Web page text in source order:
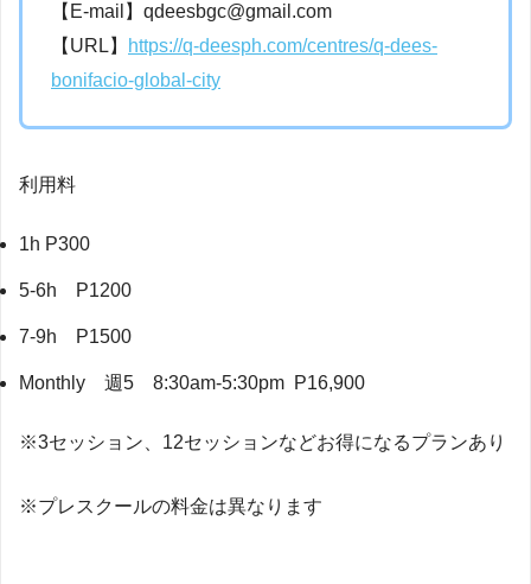
【E-mail】qdeesbgc@gmail.com
【URL】
https://q-deesph.com/centres/q-dees-
bonifacio-global-city
利用料
1h P300
5-6h P1200
7-9h P1500
Monthly 週5 8:30am-5:30pm P16,900
※3セッション、12セッションなどお得になるプランあり
※プレスクールの料金は異なります